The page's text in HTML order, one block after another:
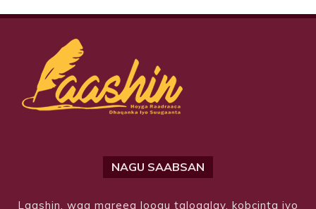
NAGU SAABSAN
Laashin, waa mareeg loogu talogalay, kobcinta iyo